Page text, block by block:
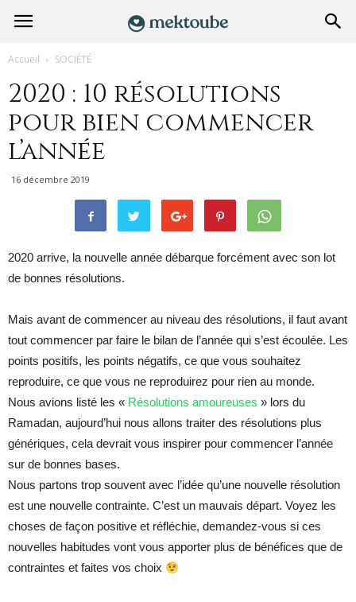
Accueil SOCIÉTÉ
2020 : 10 résolutions
pour bien commencer
l’année
16 décembre 2019
2020 arrive, la nouvelle année débarque forcément avec son lot
de bonnes résolutions.
Mais avant de commencer au niveau des résolutions, il faut avant
tout commencer par faire le bilan de l’année qui s’est écoulée. Les
points positifs, les points négatifs, ce que vous souhaitez
reproduire, ce que vous ne reproduirez pour rien au monde.
Nous avions listé les « Résolutions amoureuses » lors du
Ramadan, aujourd’hui nous allons traiter des résolutions plus
génériques, cela devrait vous inspirer pour commencer l’année
sur de bonnes bases.
Nous partons trop souvent avec l’idée qu’une nouvelle résolution
est une nouvelle contrainte. C’est un mauvais départ. Voyez les
choses de façon positive et réfléchie, demandez-vous si ces
nouvelles habitudes vont vous apporter plus de bénéfices que de
contraintes et faites vos choix